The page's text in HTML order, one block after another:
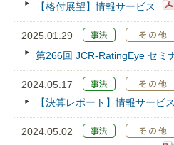
【格付展望】情報サービス
2025.01.29
第266回 JCR‐RatingEye セミ
2024.05.17
【決算レポート】情報サービ
2024.05.02